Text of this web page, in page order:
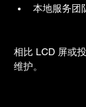
本地服务团
相比 LCD 屏或
维护。